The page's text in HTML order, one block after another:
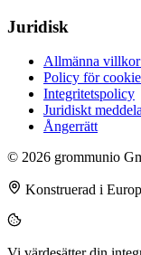
Juridisk
Allmänna villkor
Policy för
Integritetspolicy
Juridiskt
Ångerrätt
© 2026 grommunio
Konstruerad i